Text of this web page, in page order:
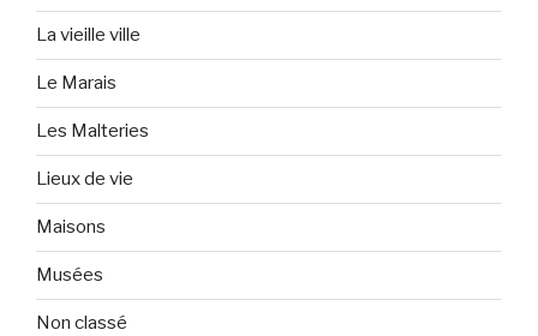
La vieille ville
Le Marais
Les Malteries
Lieux de vie
Maisons
Musées
Non classé